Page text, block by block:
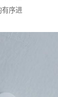
有序进